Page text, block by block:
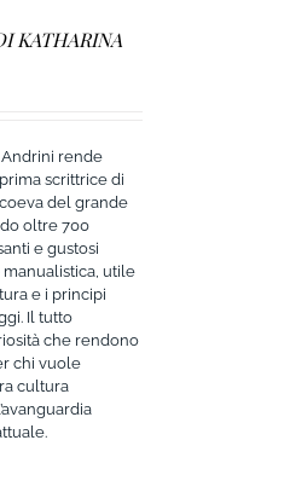
KATHARINA
rende
scrittrice di
del grande
oltre 700
e gustosi
utile
e i principi
Il tutto
che rendono
chi vuole
cultura